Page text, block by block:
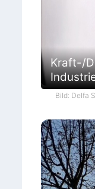
Kraft-/
Bild: Delfa